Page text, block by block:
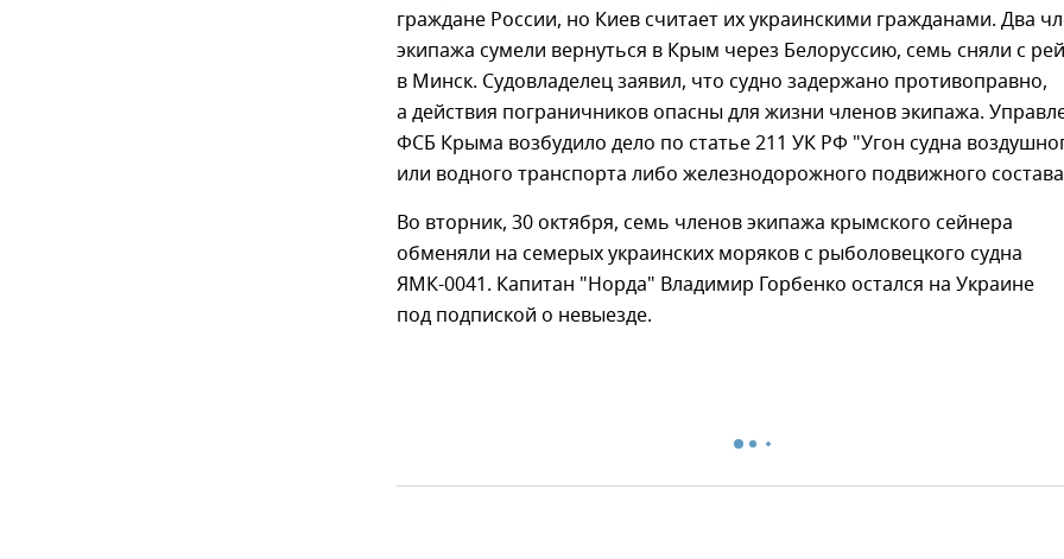
граждане России, но Киев считает их украинскими гражданами. Два
экипажа сумели вернуться в Крым через Белоруссию, семь сняли с
в Минск. Судовладелец заявил, что судно задержано противоправно,
а действия пограничников опасны для жизни членов экипажа.
ФСБ Крыма возбудило дело по статье 211 УК РФ "Угон судна
или водного транспорта либо железнодорожного подвижного
Во вторник, 30 октября, семь членов экипажа крымского сейнера
обменяли на семерых украинских моряков с рыболовецкого судна
ЯМК-0041. Капитан "Норда" Владимир Горбенко остался на Украине
под подпиской о невыезде.